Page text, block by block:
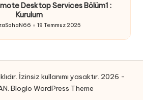
Desktop Services Bölüm1 :
Kurulum
19 Temmuz 2025
İzinsiz kullanımı yasaktır. 2026 -
Bloglo WordPress Theme